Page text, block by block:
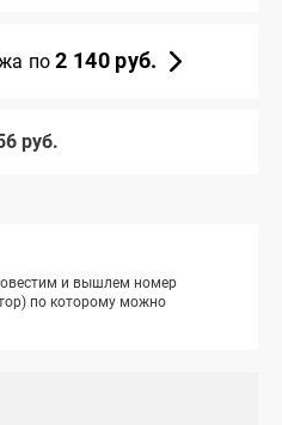
по2 140 руб.
руб.
и вышлем номер
по которому можно